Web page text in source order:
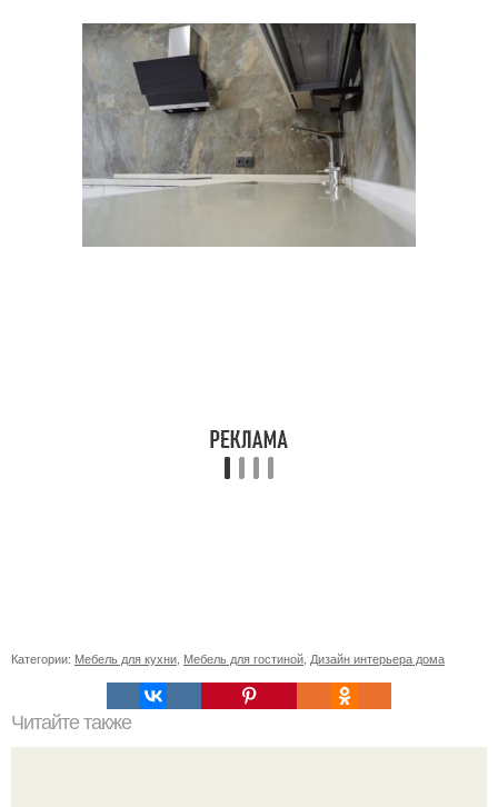
Категории: Мебель для кухни Мебель для гостиной Дизайн интерьера дома
Читайте также